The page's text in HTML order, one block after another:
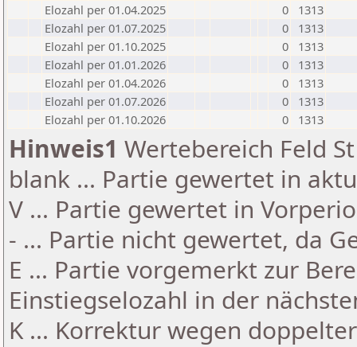
Elozahl per 01.04.2025
0
1313
Elozahl per 01.07.2025
0
1313
Elozahl per 01.10.2025
0
1313
Elozahl per 01.01.2026
0
1313
Elozahl per 01.04.2026
0
1313
Elozahl per 01.07.2026
0
1313
Elozahl per 01.10.2026
0 1313
Hinweis1 Wertebereich Feld
blank ... Partie gewertet in
V ... Partie gewertet in
- ... Partie nicht gewertet, da
E ... Partie vorgemerkt zur
Einstiegselozahl in der
K ... Korrektur wegen